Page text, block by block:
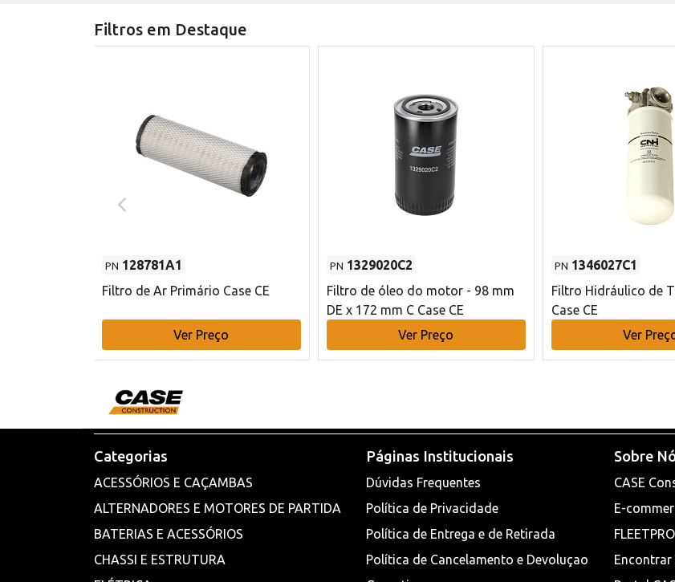
Filtros em Destaque
PN 128781A1
Filtro de Ar Primário Case CE
Ver Preço
PN 1329020C2
Filtro de óleo do motor - 98 mm
DE x 172 mm C Case CE
Ver Preço
PN 1346027C1
Filtro Hidráulico de
Case CE
Ver
Categorias
ACESSÓRIOS E CAÇAMBAS
ALTERNADORES E MOTORES DE PARTIDA
BATERIAS E ACESSÓRIOS
CHASSI E ESTRUTURA
Páginas Institucionais
Dúvidas Frequentes
Política de Privacidade
Política de Entrega e de Retirada
Política de Cancelamento e Devoluçao
Sobre
CASE
E-
FLEETPRO
Encontrar